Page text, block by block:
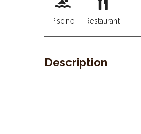
Piscine Restaurant
Description